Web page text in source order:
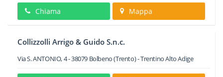
Chiama Mappa
Collizzolli Arrigo & Guido S.n.c.
Via S. ANTONIO, 4-38079 Bolbeno(Trento) -Trentino Alto Adige